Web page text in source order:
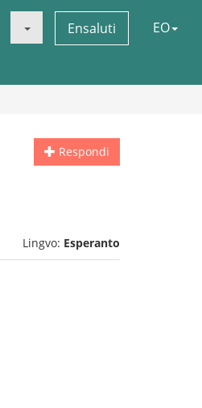
Ensaluti EO
Respondi
Lingvo: Esperanto